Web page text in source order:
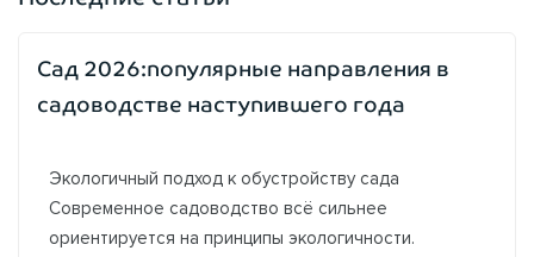
Сад 2026:популярные направления в
садоводстве наступившего года
Экологичный подход к обустройству сада
Современное садоводство всё сильнее
ориентируется на принципы экологичности.